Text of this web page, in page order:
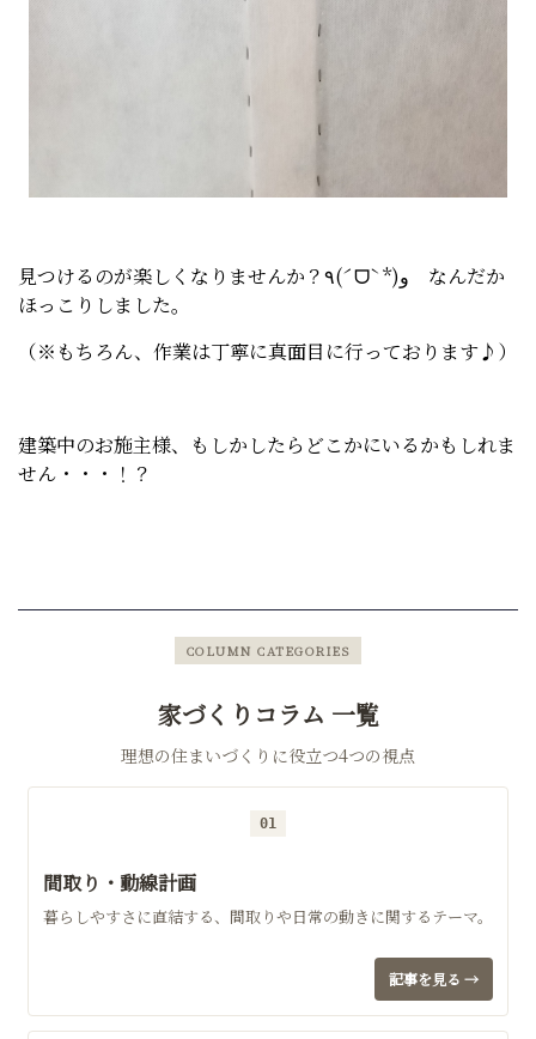
見つけるのが楽しくなりませんか？٩(ˊᗜˋ*)و なんだか
ほっこりしました。
（※もちろん、作業は丁寧に真面目に行っております♪）
建築中のお施主様、もしかしたらどこかにいるかもしれま
せん・・・！？
COLUMN CATEGORIES
家づくりコラム 一覧
理想の住まいづくりに役立つ4つの視点
01
間取り・動線計画
暮らしやすさに直結する、間取りや日常の動きに関するテーマ。
記事を見る →